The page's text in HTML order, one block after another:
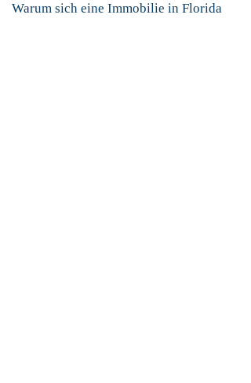
Warum sich eine Immobilie in Florida